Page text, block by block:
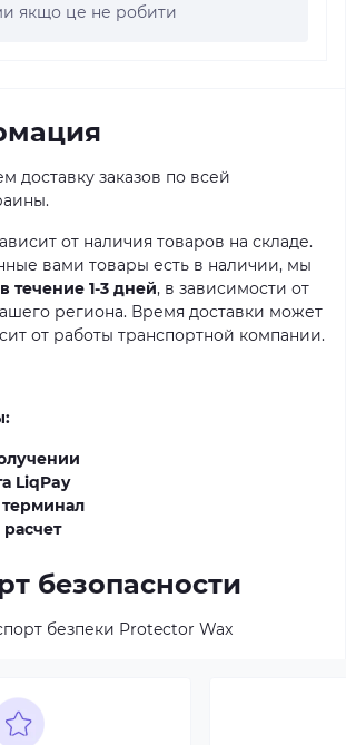
якщо це не робити
доставку заказов по всей
от наличия товаров на складе.
вами товары есть в наличии, мы
течение 1-3 дней, в зависимости от
региона. Время доставки может
от работы транспортной компании.
LiqPay
безопасности
безпеки Protector Wax